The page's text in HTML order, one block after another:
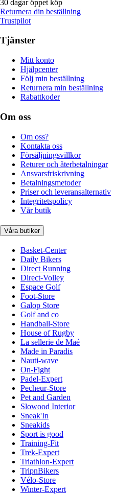
30 dagar öppet köp
Returnera din beställning
Trustpilot
Tjänster
Mitt konto
Hjälpcenter
Följ min beställning
Returnera min beställning
Rabattkoder
Om oss
Om oss?
Kontakta oss
Försäljningsvillkor
Returer och återbetalningar
Ansvarsfriskrivning
Betalningsmetoder
Priser och leveransalternativ
Integritetspolicy
Vår butik
Våra butiker
Basket-Center
Daily Bikers
Direct Running
Direct-Volley
Espace Golf
Foot-Store
Galop Store
Golf and co
Handball-Store
House of Rugby
La sellerie de Maé
Made in Paradis
Nauti-wave
On-Fight
Padel-Expert
Pecheur-Store
Pet and Garden
Slowood Interior
Sneak'In
Sneakids
Sport is good
Training-Fit
Trek-Expert
Triathlon-Expert
TripnBikers
Vélo-Store
Winter-Expert